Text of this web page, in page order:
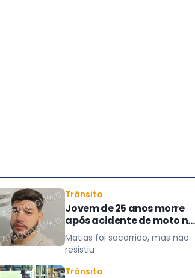
Trânsito
Jovem de 25 anos morre
após acidente de moto no
Distrito Luziápolis, em
Campo Alegre
Matias foi socorrido, mas não
resistiu
Trânsito